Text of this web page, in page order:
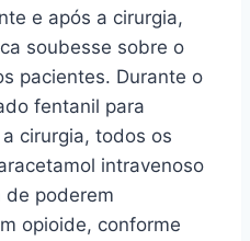
e após a cirurgia,
soubesse sobre o
pacientes. Durante o
fentanil para
cirurgia, todos os
intravenoso
de poderem
opioide, conforme